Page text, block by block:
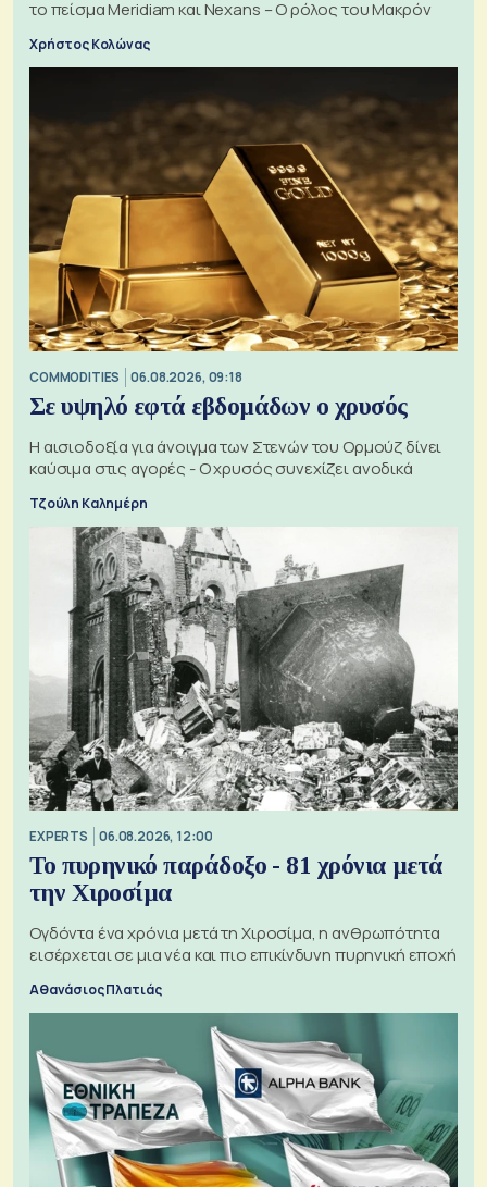
το πείσμα Meridiam και Nexans – Ο ρόλος του Μακρόν
Χρήστος Κολώνας
COMMODITIES 06.08.2026, 09:18
Σε υψηλό εφτά εβδομάδων ο χρυσός
Η αισιοδοξία για άνοιγμα των Στενών του Ορμούζ δίνει
καύσιμα στις αγορές - Ο χρυσός συνεχίζει ανοδικά
Τζούλη Καλημέρη
EXPERTS 06.08.2026, 12:00
Το πυρηνικό παράδοξο - 81 χρόνια μετά
την Χιροσίμα
Ογδόντα ένα χρόνια μετά τη Χιροσίμα, η ανθρωπότητα
εισέρχεται σε μια νέα και πιο επικίνδυνη πυρηνική εποχή
Αθανάσιος Πλατιάς